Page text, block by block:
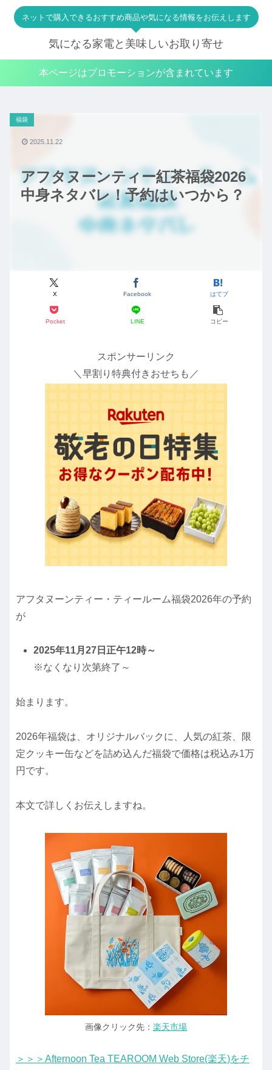
ネットで購入できるおすすめ商品や気になる情報をお伝えします
気になる家電と美味しいお取り寄せ
本ページはプロモーションが含まれています
アフタヌーンティー紅茶福袋2026
中身ネタバレ！予約はいつから？
福袋
X Facebook はてブ
Pocket LINE コピー
2025.11.22
スポンサーリンク
＼早割り特典付きおせちも／
アフタヌーンティー・ティールーム福袋2026年の予約
が
2025年11月27 日正午12時～
※なくなり次第終了 ～
始まります。
2026年福袋は、オリジナルバックに、人気の紅茶、限
定クッキー缶などを詰め込んだ福袋で価格は税込み1万
円です。
本文で詳しくお伝えしますね。
画像クリック先： 楽天市場
＞＞＞Afternoon Tea TEAROOM Web Store(楽天)をチ